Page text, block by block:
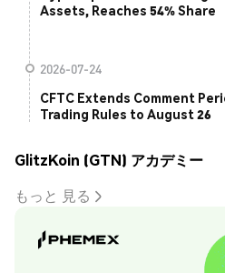
Assets, Reaches 54% Share
2026-07-24
CFTC Extends Comment
Trading Rules to August 26
GlitzKoin (GTN) アカデミー
もっと 見る